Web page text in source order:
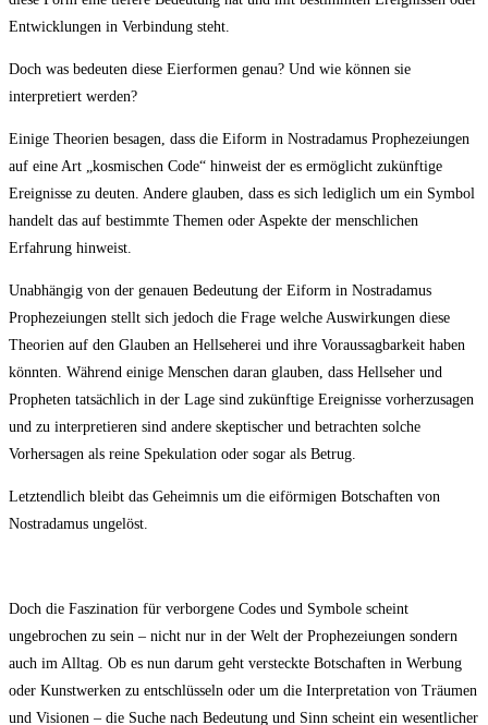
Entwicklungen in Verbindung steht.
Doch was bedeuten diese Eierformen genau? Und wie können sie
interpretiert werden?
Einige Theorien besagen, dass die Eiform in Nostradamus Prophezeiungen
auf eine Art „kosmischen Code“ hinweist der es ermöglicht zukünftige
Ereignisse zu deuten. Andere glauben, dass es sich lediglich um ein Symbol
handelt das auf bestimmte Themen oder Aspekte der menschlichen
Erfahrung hinweist.
Unabhängig von der genauen Bedeutung der Eiform in Nostradamus
Prophezeiungen stellt sich jedoch die Frage welche Auswirkungen diese
Theorien auf den Glauben an Hellseherei und ihre Voraussagbarkeit haben
könnten. Während einige Menschen daran glauben, dass Hellseher und
Propheten tatsächlich in der Lage sind zukünftige Ereignisse vorherzusagen
und zu interpretieren sind andere skeptischer und betrachten solche
Vorhersagen als reine Spekulation oder sogar als Betrug.
Letztendlich bleibt das Geheimnis um die eiförmigen Botschaften von
Nostradamus ungelöst.
Doch die Faszination für verborgene Codes und Symbole scheint
ungebrochen zu sein – nicht nur in der Welt der Prophezeiungen sondern
auch im Alltag. Ob es nun darum geht versteckte Botschaften in Werbung
oder Kunstwerken zu entschlüsseln oder um die Interpretation von Träumen
und Visionen – die Suche nach Bedeutung und Sinn scheint ein wesentlicher